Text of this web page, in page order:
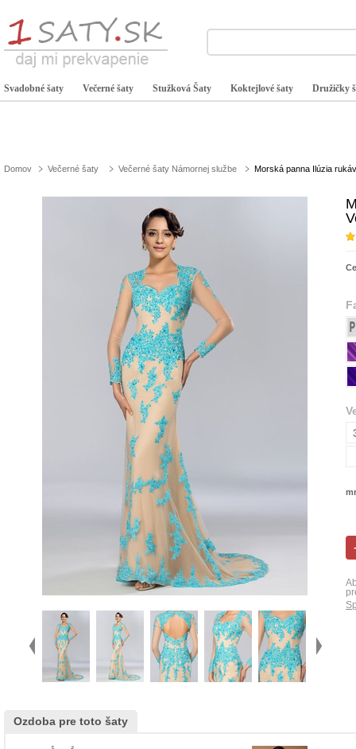
Svadobné šaty Večerné šaty Stužková Šaty Koktejlové šaty Družičky
Domov Večerné šaty Večerné šaty Námornej službe Morská panna Ilúzia
Ozdoba pre toto šaty